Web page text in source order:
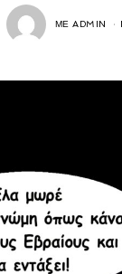
ΜΕ ADMIN